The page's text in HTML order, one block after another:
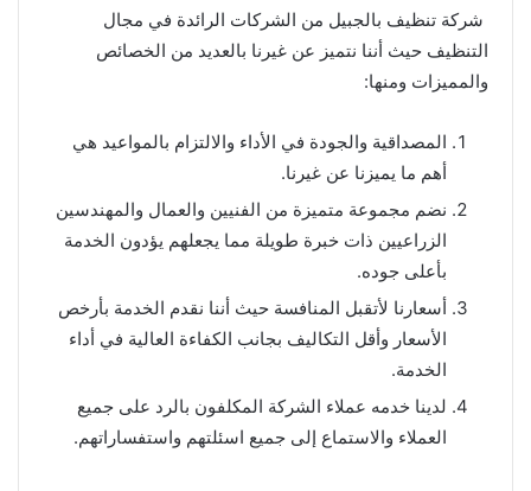
شركة تنظيف بالجبيل من الشركات الرائدة في مجال
التنظيف حيث أننا نتميز عن غيرنا بالعديد من الخصائص
والمميزات ومنها:
المصداقية والجودة في الأداء والالتزام بالمواعيد هي
أهم ما يميزنا عن غيرنا.
نضم مجموعة متميزة من الفنيين والعمال والمهندسين
الزراعيين ذات خبرة طويلة مما يجعلهم يؤدون الخدمة
بأعلى جوده.
أسعارنا لأتقبل المنافسة حيث أننا نقدم الخدمة بأرخص
الأسعار وأقل التكاليف بجانب الكفاءة العالية في أداء
الخدمة.
لدينا خدمه عملاء الشركة المكلفون بالرد على جميع
العملاء والاستماع إلى جميع اسئلتهم واستفساراتهم.